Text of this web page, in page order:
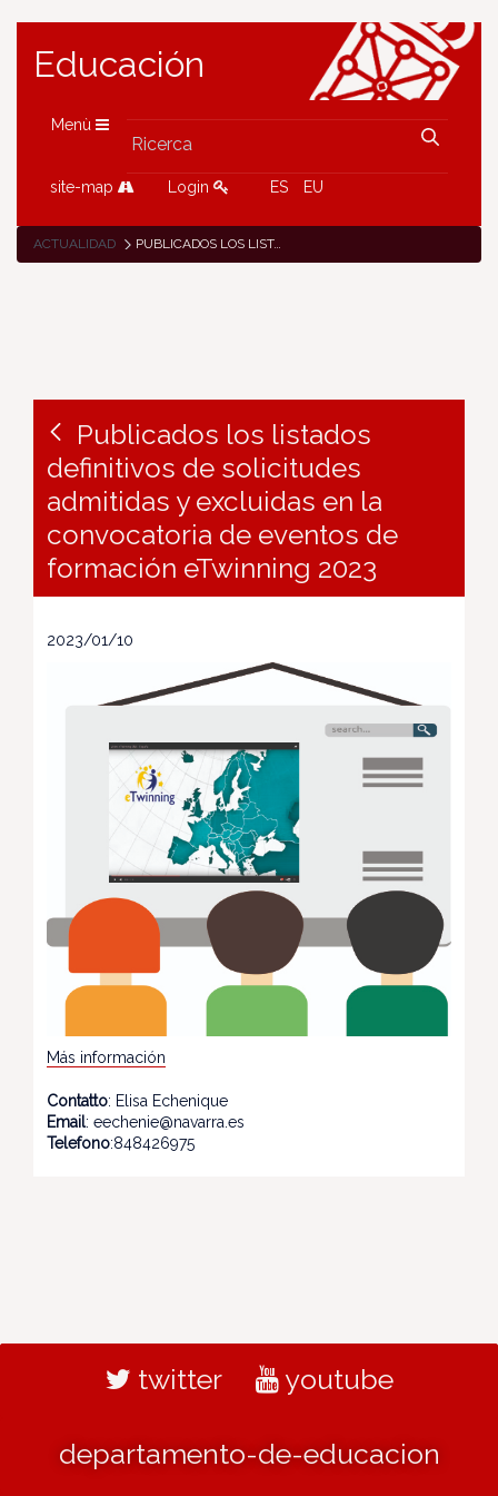
Educación
Menù
site-map Login ES EU
ACTUALIDAD PUBLICADOS LOS LISTADOS DEFINITIVOS DE SOLICITUDES ADMITIDAS Y EXCLUIDAS EN LA CONVOCATORIA DE EVENTOS DE FORMACIÓN ETWINNING 2023
Publicados los listados
definitivos de solicitudes
admitidas y excluidas en la
convocatoria de eventos de
formación eTwinning 2023
2023/01/10
Más información
Contatto: Elisa Echenique
Email: eechenie@navarra.es
Telefono:848426975
twitter youtube
departamento-de-educacion